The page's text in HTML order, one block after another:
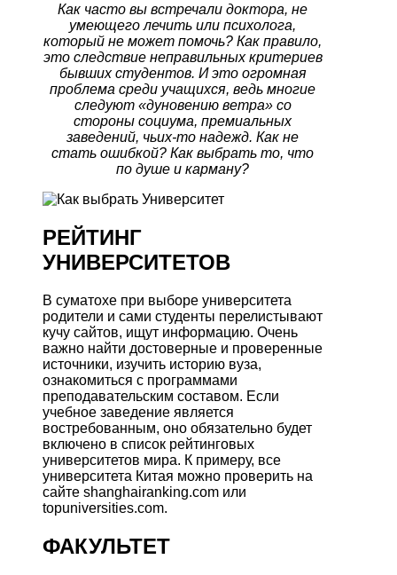
Как часто вы встречали доктора, не
умеющего лечить или психолога,
который не может помочь? Как правило,
это следствие неправильных критериев
бывших студентов. И это огромная
проблема среди учащихся, ведь многие
следуют «дуновению ветра» со
стороны социума, премиальных
заведений, чьих-то надежд. Как не
стать ошибкой? Как выбрать то, что
по душе и карману?
РЕЙТИНГ
УНИВЕРСИТЕТОВ
В суматохе при выборе университета
родители и сами студенты перелистывают
кучу сайтов, ищут информацию. Очень
важно найти достоверные и проверенные
источники, изучить историю вуза,
ознакомиться с программами
преподавательским составом. Если
учебное заведение является
востребованным, оно обязательно будет
включено в список рейтинговых
университетов мира. К примеру, все
университета Китая можно проверить на
сайте shanghairanking.com или
topuniversities.com.
ФАКУЛЬТЕТ